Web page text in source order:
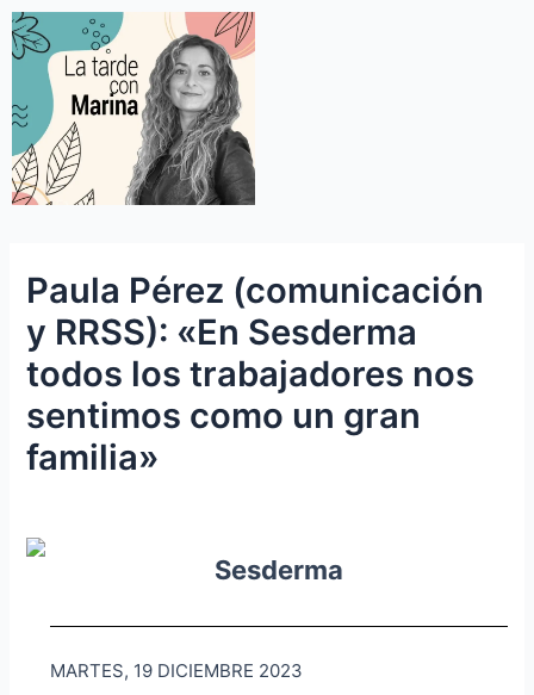
Paula Pérez (comunicación
y RRSS): «En Sesderma
todos los trabajadores nos
sentimos como un gran
familia»
Sesderma
MARTES, 19 DICIEMBRE 2023